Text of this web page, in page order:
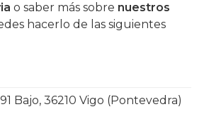
o saber más sobre nuestros
hacerlo de las siguientes
Bajo, 36210 Vigo (Pontevedra)